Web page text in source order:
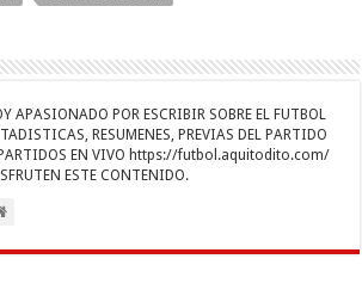
r
APASIONADO POR ESCRIBIR SOBRE EL FUTBOL
RESUMENES, PREVIAS DEL PARTIDO
EN VIVO https://futbol.aquitodito.com/
ESTE CONTENIDO.